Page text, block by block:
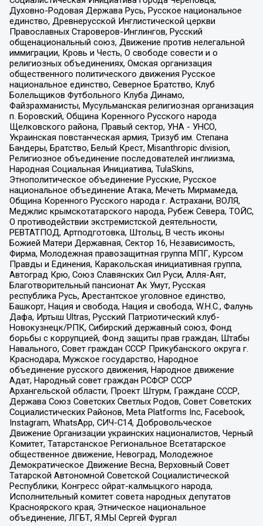
Духовно-Родовая Держава Русь, Русское национальное
единство, Древнерусской Инглистической церкви
Православных Староверов-Инглингов, Русский
общенациональный союз, Движение против нелегальной
иммиграции, Кровь и Честь, О свободе совести и о
религиозных объединениях, Омская организация
общественного политического движения Русское
национальное единство, Северное Братство, Клуб
Болельщиков Футбольного Клуба Динамо,
Файзрахманисты, Мусульманская религиозная организация
п. Боровский, Община Коренного Русского народа
Щелковского района, Правый сектор, УНА - УНСО,
Украинская повстанческая армия, Тризуб им. Степана
Бандеры, Братство, Белый Крест, Misanthropic division,
Религиозное объединение последователей инглиизма,
Народная Социальная Инициатива, TulaSkins,
Этнополитическое объединение Русские, Русское
национальное объединение Атака, Мечеть Мирмамеда,
Община Коренного Русского народа г. Астрахани, ВОЛЯ,
Меджлис крымскотатарского народа, Рубеж Севера, ТОЙС,
О противодействии экстремистской деятельности,
РЕВТАТПОД, Артподготовка, Штольц, В честь иконы
Божией Матери Державная, Сектор 16, Независимость,
Фирма, Молодежная правозащитная группа МПГ, Курсом
Правды и Единения, Каракольская инициативная группа,
Автоград Крю, Союз Славянских Сил Руси, Алля-Аят,
Благотворительный пансионат Ак Умут, Русская
республика Русь, Арестантское уголовное единство,
Башкорт, Нация и свобода, Нация и свобода, W.H.С., Фалунь
Дафа, Иртыш Ultras, Русский Патриотический клуб-
Новокузнецк/РПК, Сибирский державный союз, Фонд
борьбы с коррупцией, Фонд защиты прав граждан, Штабы
Навального, Совет граждан СССР Прикубанского округа г.
Краснодара, Мужское государство, Народное
объединение русского движения, Народное движение
Адат, Народный совет граждан РСФСР СССР
Архангельской области, Проект Штурм, Граждане СССР,
Держава Союз Советских Светлых Родов, Совет Советских
Социалистических Районов, Meta Platforms Inc, Facebook,
Instagram, WhatsApp, СИЧ-С14, Добровольческое
Движение Организации украинских националистов, Черный
Комитет, Татарстанское Региональное Всетатарское
общественное движение, Невоград, Молодежное
Демократическое Движение Весна, Верховный Совет
Татарской Автономной Советской Социалистической
Республики, Конгресс ойрат-калмыцкого народа,
Исполнительный комитет совета народных депутатов
Красноярского края, Этническое национальное
объединение, ЛГБТ, Я.МЫ Сергей Фургал